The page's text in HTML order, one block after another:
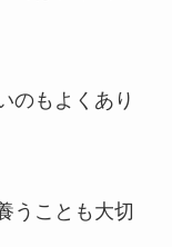
のもよくあり
うことも大切